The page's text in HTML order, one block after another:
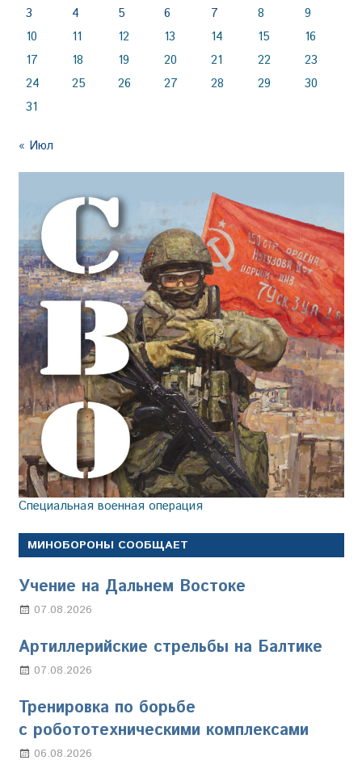
3
4 5 6 7 8
9
10
11 12 13 14 15
16
17
18 19 20 21 22
23
24
25 26 27 28 29
30
31
« Июл
Специальная военная операция
МИНОБОРОНЫ СООБЩАЕТ
Учение на Дальнем Востоке
07.08.2026
Артиллерийские стрельбы на Балтике
07.08.2026
Тренировка по борьбе
с робототехническими комплексами
06.08.2026